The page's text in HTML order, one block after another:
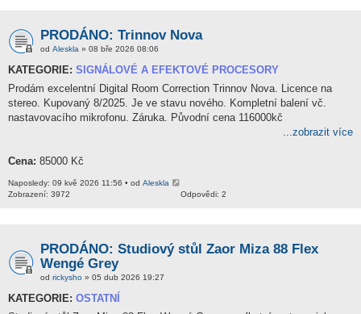
PRODÁNO: Trinnov Nova
od Aleskla » 08 bře 2026 08:06
KATEGORIE: SIGNÁLOVÉ A EFEKTOVÉ PROCESORY
Prodám excelentní Digital Room Correction Trinnov Nova. Licence na
stereo. Kupovaný 8/2025. Je ve stavu nového. Kompletní balení vč.
nastavovacího mikrofonu. Záruka. Původní cena 116000kč
...zobrazit více
Cena: 85000 Kč
Naposledy: 09 kvě 2026 11:56 • od Aleskla
Odpovědi: 2
Zobrazení: 3972
PRODÁNO: Studiový stůl Zaor Miza 88 Flex
Wengé Grey
od rickysho » 05 dub 2026 19:27
KATEGORIE: OSTATNÍ